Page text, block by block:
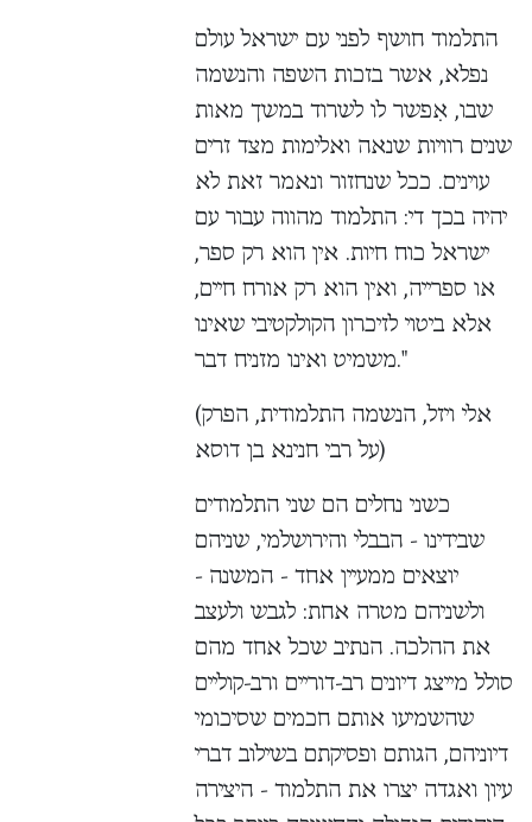
התלמוד חושף לפני עם ישראל עולם
נפלא, אשר בזכות השפה והנשמה
שבו, אִפשר לו לשרוד במשך מאות
שנים רוויות שנאה ואלימות מצד זרים
עוינים. ככל שנחזור ונאמר זאת לא
יהיה בכך די: התלמוד מהווה עבור עם
ישראל כוח חיות. אין הוא רק ספר,
או ספרייה, ואין הוא רק אורח חיים,
אלא ביטוי לזיכרון הקולקטיבי שאינו
משמיט ואינו מזניח דבר."
(אלי ויזל, הנשמה התלמודית, הפרק
על רבי חנינא בן דוסא)
כשני נחלים הם שני התלמודים
שבידינו - הבבלי והירושלמי, שניהם
יוצאים ממעיין אחד - המשנה -
ולשניהם מטרה אחת: לגבש ולעצב
את ההלכה. הנתיב שכל אחד מהם
סולל מייצג דיונים רב-דוריים ורב-קוליים
שהשמיעו אותם חכמים שסיכומי
דיוניהם, הגותם ופסיקתם בשילוב דברי
עיון ואגדה יצרו את התלמוד - היצירה